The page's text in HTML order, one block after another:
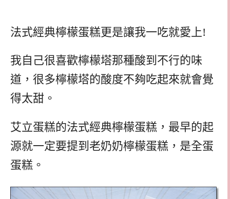
法式經典檸檬蛋糕更是讓我一吃就愛上!
我自己很喜歡檸檬塔那種酸到不行的味
道，很多檸檬塔的酸度不夠吃起來就會覺
得太甜。
艾立蛋糕的法式經典檸檬蛋糕，最早的起
源就一定要提到老奶奶檸檬蛋糕，是全蛋
蛋糕。